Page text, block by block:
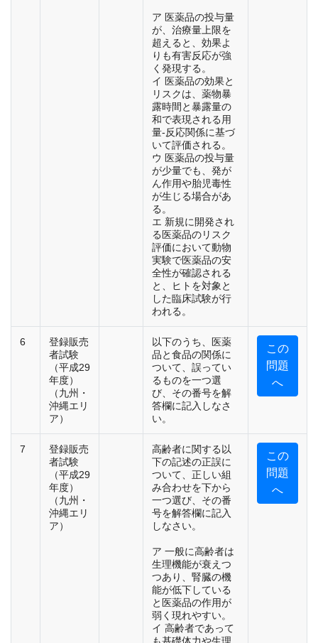
ア 医薬品の投与量
が、治療量上限を
超えると、効果よ
りも有害反応が強
く発現する。
イ 医薬品の効果と
リスクは、薬物暴
露時間と暴露量の
和で表現される用
量-反応関係に基づ
いて評価される。
ウ 医薬品の投与量
が少量でも、発が
ん作用や胎児毒性
が生じる場合があ
る。
エ 新規に開発され
る医薬品のリスク
評価において動物
実験で医薬品の安
全性が確認される
と、ヒトを対象と
した臨床試験が行
われる。
6
登録販売
者試験
（平成29
年度）
（九州・
沖縄エリ
ア）
以下のうち、医薬
品と食品の関係に
ついて、誤ってい
るものを一つ選
び、その番号を解
答欄に記入しなさ
い。
この
問題
へ
7
登録販売
者試験
（平成29
年度）
（九州・
沖縄エリ
ア）
高齢者に関する以
下の記述の正誤に
ついて、正しい組
み合わせを下から
一つ選び、その番
号を解答欄に記入
しなさい。
ア 一般に高齢者は
生理機能が衰えつ
つあり、腎臓の機
能が低下している
と医薬品の作用が
弱く現れやすい。
イ 高齢者であって
この
問題
へ